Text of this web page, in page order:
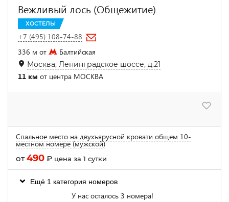
Вежливый лось (Общежитие)
ХОСТЕЛЫ
+7 (495) 108-74-88
336 м от
Балтийская
Москва, Ленинградское шоссе, д.21
11 км от центра МОСКВА
Спальное место на двухъярусной кровати общем 10-
местном номере (мужской)
от490 ₽ цена за 1 сутки
Ещё 1 категория номеров
У нас осталось 3 номера!